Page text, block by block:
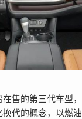
售的第三代车型
代的概念，以燃